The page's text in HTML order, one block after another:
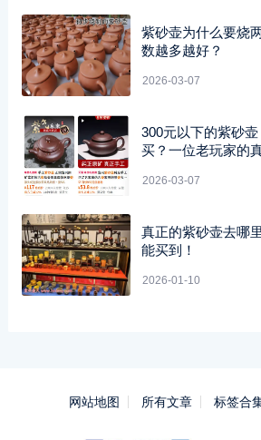
紫砂壶为什么要烧
数越多越好？
2026-03-07
300元以下的紫砂
买？一位老玩家的
2026-03-07
真正的紫砂壶去哪
能买到！
2026-01-10
网站地图 所有文章 标签合